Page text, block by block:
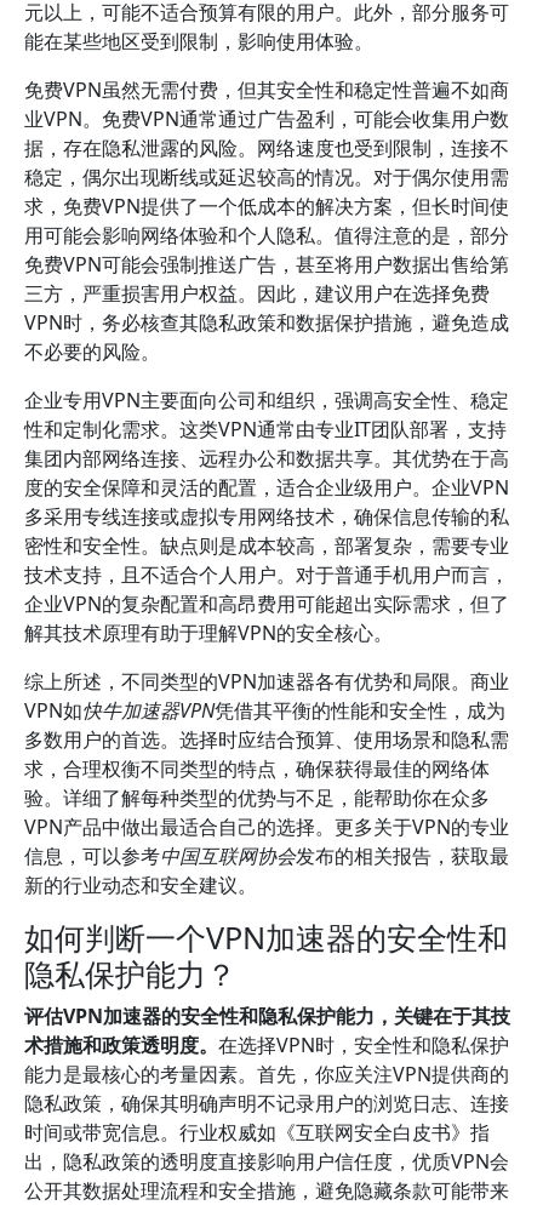
元以上，可能不适合预算有限的用户。此外，部分服务可
能在某些地区受到限制，影响使用体验。
免费VPN虽然无需付费，但其安全性和稳定性普遍不如商
业VPN。免费VPN通常通过广告盈利，可能会收集用户数
据，存在隐私泄露的风险。网络速度也受到限制，连接不
稳定，偶尔出现断线或延迟较高的情况。对于偶尔使用需
求，免费VPN提供了一个低成本的解决方案，但长时间使
用可能会影响网络体验和个人隐私。值得注意的是，部分
免费VPN可能会强制推送广告，甚至将用户数据出售给第
三方，严重损害用户权益。因此，建议用户在选择免费
VPN时，务必核查其隐私政策和数据保护措施，避免造成
不必要的风险。
企业专用VPN主要面向公司和组织，强调高安全性、稳定
性和定制化需求。这类VPN通常由专业IT团队部署，支持
集团内部网络连接、远程办公和数据共享。其优势在于高
度的安全保障和灵活的配置，适合企业级用户。企业VPN
多采用专线连接或虚拟专用网络技术，确保信息传输的私
密性和安全性。缺点则是成本较高，部署复杂，需要专业
技术支持，且不适合个人用户。对于普通手机用户而言，
企业VPN的复杂配置和高昂费用可能超出实际需求，但了
解其技术原理有助于理解VPN的安全核心。
综上所述，不同类型的VPN加速器各有优势和局限。商业
VPN如快牛加速器VPN凭借其平衡的性能和安全性，成为
多数用户的首选。选择时应结合预算、使用场景和隐私需
求，合理权衡不同类型的特点，确保获得最佳的网络体
验。详细了解每种类型的优势与不足，能帮助你在众多
VPN产品中做出最适合自己的选择。更多关于VPN的专业
信息，可以参考中国互联网协会发布的相关报告，获取最
新的行业动态和安全建议。
如何判断一个VPN加速器的安全性和
隐私保护能力？
评估VPN加速器的安全性和隐私保护能力，关键在于其技
术措施和政策透明度。 在选择VPN时，安全性和隐私保护
能力是最核心的考量因素。首先，你应关注VPN提供商的
隐私政策，确保其明确声明不记录用户的浏览日志、连接
时间或带宽信息。行业权威如《互联网安全白皮书》指
出，隐私政策的透明度直接影响用户信任度，优质VPN会
公开其数据处理流程和安全措施，避免隐藏条款可能带来